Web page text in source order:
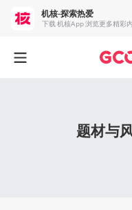
题材与
机核-探索热爱
下载 机核App 浏览更多精彩